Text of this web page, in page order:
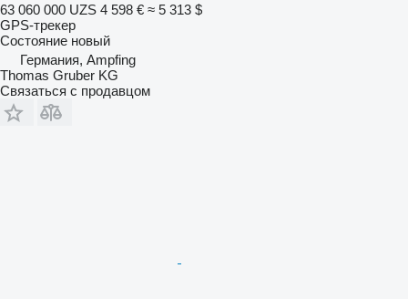
63 060 000 UZS 4 598 € ≈ 5 313 $
GPS-трекер
Состояние новый
Германия, Ampfing
Thomas Gruber KG
Связаться с продавцом